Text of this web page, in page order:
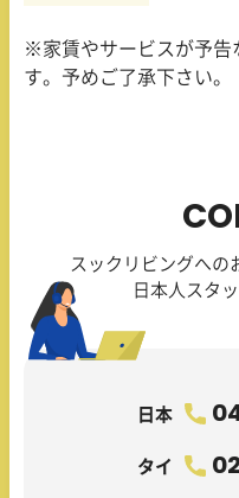
※家賃やサービスが予告
す。予めご了承下さい。
スックリビングへの
日本人スタ
日本
タイ